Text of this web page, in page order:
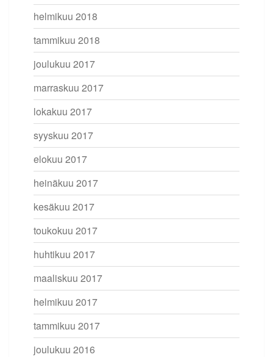
helmikuu 2018
tammikuu 2018
joulukuu 2017
marraskuu 2017
lokakuu 2017
syyskuu 2017
elokuu 2017
heinäkuu 2017
kesäkuu 2017
toukokuu 2017
huhtikuu 2017
maaliskuu 2017
helmikuu 2017
tammikuu 2017
joulukuu 2016